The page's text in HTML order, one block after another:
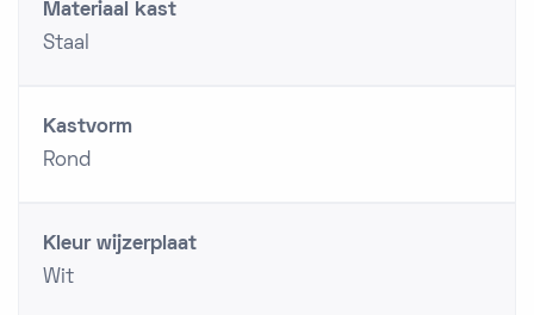
Materiaal kast
Staal
Kastvorm
Rond
Kleur wijzerplaat
Wit